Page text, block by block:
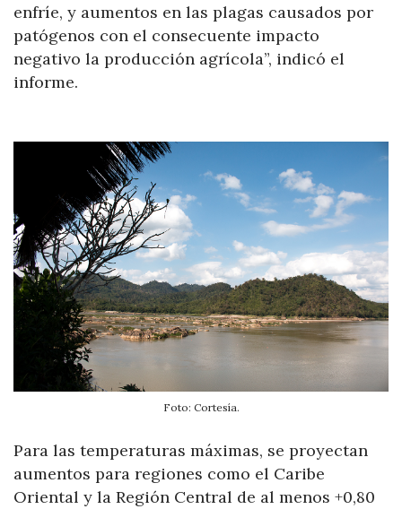
enfríe, y aumentos en las plagas causados por
patógenos con el consecuente impacto
negativo la producción agrícola”, indicó el
informe.
Foto: Cortesía.
Para las temperaturas máximas, se proyectan
aumentos para regiones como el Caribe
Oriental y la Región Central de al menos +0,80